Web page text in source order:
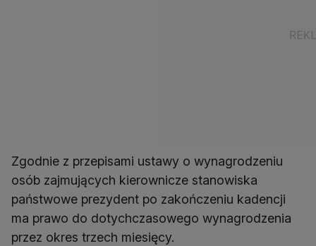
Zgodnie z przepisami ustawy o wynagrodzeniu
osób zajmujących kierownicze stanowiska
państwowe prezydent po zakończeniu kadencji
ma prawo do dotychczasowego wynagrodzenia
przez okres trzech miesięcy.